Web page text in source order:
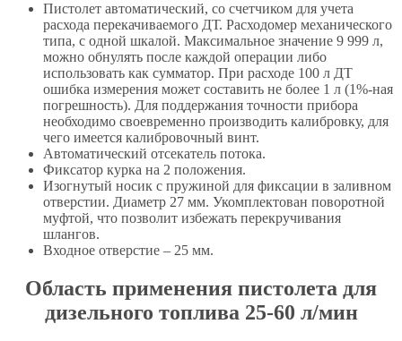
Пистолет автоматический, со счетчиком для учета
расхода перекачиваемого ДТ. Расходомер механического
типа, с одной шкалой. Максимальное значение 9 999 л,
можно обнулять после каждой операции либо
использовать как сумматор. При расходе 100 л ДТ
ошибка измерения может составить не более 1 л (1%-ная
погрешность). Для поддержания точности прибора
необходимо своевременно производить калибровку, для
чего имеется калибровочный винт.
Автоматический отсекатель потока.
Фиксатор курка на 2 положения.
Изогнутый носик с пружиной для фиксации в заливном
отверстии. Диаметр 27 мм. Укомплектован поворотной
муфтой, что позволит избежать перекручивания
шлангов.
Входное отверстие – 25 мм.
Область применения пистолета для
дизельного топлива 25-60 л/мин